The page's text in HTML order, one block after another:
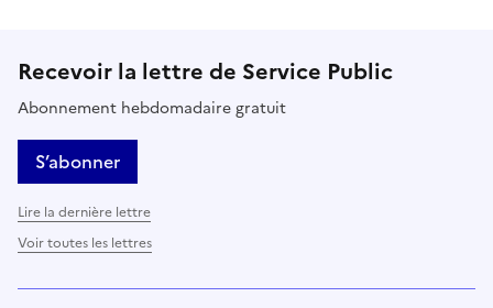
Recevoir la lettre de Service Public
Abonnement hebdomadaire gratuit
S’abonner
Lire la dernière lettre
Voir toutes les lettres